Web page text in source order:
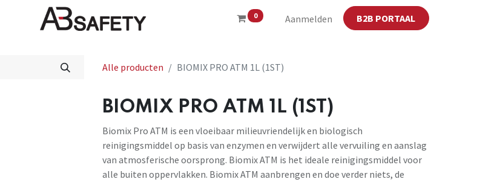
0 Aanmelden B2B PORTAAL
Winkel CE
Alle producten BIOMIX PRO ATM 1L (1ST)
BIOMIX PRO ATM 1L (1ST)
Biomix Pro ATM is een vloeibaar milieuvriendelijk en biologisch
reinigingsmiddel op basis van enzymen en verwijdert alle vervuiling en aanslag
van atmosferische oorsprong. Biomix ATM is het ideale reinigingsmiddel voor
alle buiten oppervlakken. Biomix ATM aanbrengen en doe verder niets, de